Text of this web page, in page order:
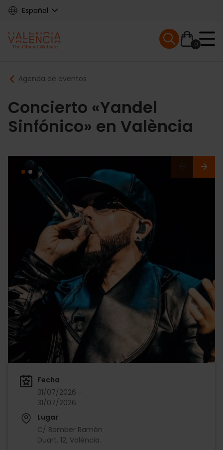
Skip
content
Español
Main
navigation
0
Mobile menu
Breadcrumb
Agenda de eventos
Concierto «Yandel
Sinfónico» en València
Fecha
31/07/2026 -
31/07/2026
Lugar
C/ Bomber Ramón
Duart, 12, València.